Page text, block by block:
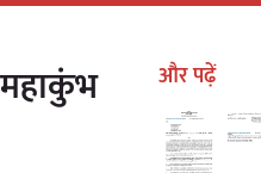
और पढ़ें